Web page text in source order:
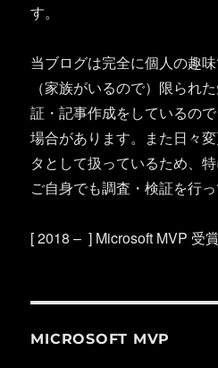
す。
当ブログは完全に個人の趣味
（家族がいるので）限られ
証・記事作成をしているの
場合があります。また日々
タとして扱っているため、
ご自身でも調査・検証を行っ
[ 2018 – ] Microsoft MVP 受賞
MICROSOFT MVP